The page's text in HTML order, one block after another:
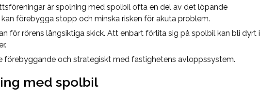
är spolning med spolbil ofta en del av det löpande
förebygga stopp och minska risken för akuta problem.
för rörens långsiktiga skick. Att enbart förlita sig på spolbil kan bli dyrt i
förebyggande och strategiskt med fastighetens avloppssystem.
med spolbil